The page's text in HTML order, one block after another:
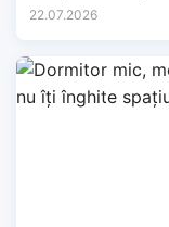
22.07.2026